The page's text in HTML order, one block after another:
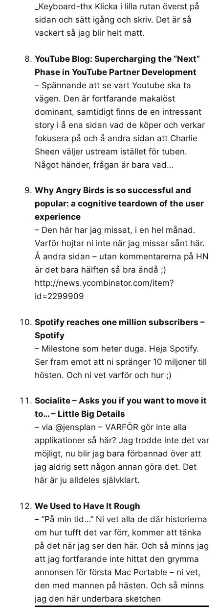
_Keyboard-thx Klicka i lilla rutan överst på
sidan och sätt igång och skriv. Det är så
vackert så jag blir helt matt.
YouTube Blog: Supercharging the “Next”
Phase in YouTube Partner Development
– Spännande att se vart Youtube ska ta
vägen. Den är fortfarande makalöst
dominant, samtidigt finns de en intressant
story i å ena sidan vad de köper och verkar
fokusera på och å andra sidan att Charlie
Sheen väljer ustream istället för tuben.
Något händer, frågan är bara vad…
Why Angry Birds is so successful and
popular: a cognitive teardown of the user
experience
– Den här har jag missat, i en hel månad.
Varför hojtar ni inte när jag missar sånt här.
Å andra sidan – utan kommentarerna på HN
är det bara hälften så bra ändå ;)
http://news.ycombinator.com/item?
id=2299909
Spotify reaches one million subscribers –
Spotify
– Milestone som heter duga. Heja Spotify.
Ser fram emot att ni spränger 10 miljoner till
hösten. Och ni vet varför och hur ;)
Socialite – Asks you if you want to move it
to… – Little Big Details
– via @jensplan – VARFÖR gör inte alla
applikationer så här? Jag trodde inte det var
möjligt, nu blir jag bara förbannad över att
jag aldrig sett någon annan göra det. Det
här är ju alldeles självklart.
We Used to Have It Rough
– ”På min tid…” Ni vet alla de där historierna
om hur tufft det var förr, kommer att tänka
på det när jag ser den här. Och så minns jag
att jag fortfarande inte hittat den grymma
annonsen för första Mac Portable – ni vet,
den med mannen på hästen. Och så minns
jag den här underbara sketchen